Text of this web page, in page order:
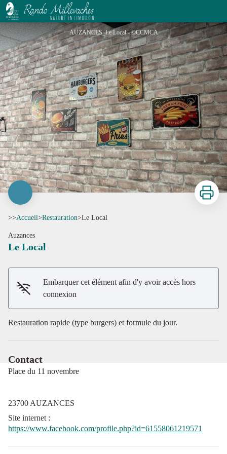
Le Local
AUZANCES_Le Local - ©CCMCA
Voir l'image en plein écran
Imprimer
>>Accueil>Restauration>Le Local
Auzances
Le Local
Embarquer cet élément afin d'y avoir accès hors
connexion
Restauration rapide (type burgers) et formule du jour.
Contact
Place du 11 novembre
23700 AUZANCES
Site internet :
https://www.facebook.com/profile.php?id=61558061219571